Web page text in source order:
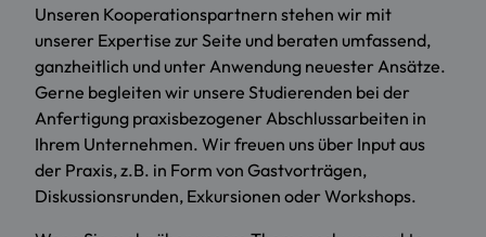
Unseren Kooperationspartnern stehen wir mit
unserer Expertise zur Seite und beraten umfassend,
ganzheitlich und unter Anwendung neuester Ansätze.
Gerne begleiten wir unsere Studierenden bei der
Anfertigung praxisbezogener Abschlussarbeiten in
Ihrem Unternehmen. Wir freuen uns über Input aus
der Praxis, z.B. in Form von Gastvorträgen,
Diskussionsrunden, Exkursionen oder Workshops.